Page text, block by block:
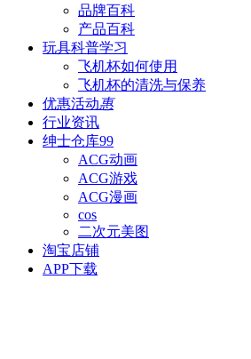
品牌百科
产品百科
玩具科普学习
飞机杯如何使用
飞机杯的清洗与保养
优惠活动惠
行业资讯
绅士仓库99
ACG动画
ACG游戏
ACG漫画
cos
二次元美图
淘宝店铺
APP下载